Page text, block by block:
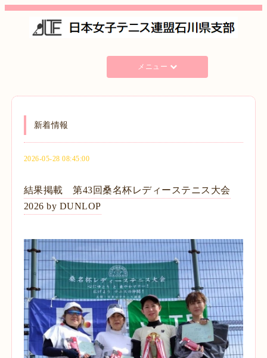
メニュー
新着情報
2026-05-28 08:45:00
結果掲載 第43回桑名杯レディーステニス大会
2026 by DUNLOP